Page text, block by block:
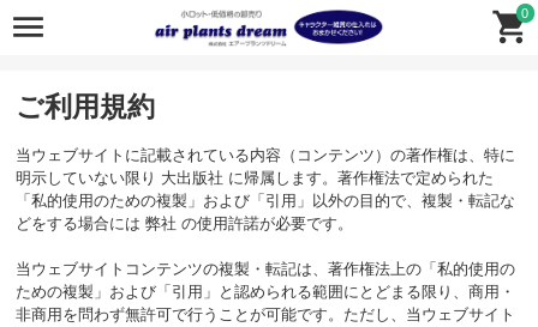
0
ご利用規約
当ウェブサイトに記載されている内容（コンテンツ）の著作権は、特に
明示していない限り 大出版社 に帰属します。著作権法で定められた
「私的使用のための複製」および「引用」以外の目的で、複製・転記な
どをする場合には 弊社 の使用許諾が必要です。
当ウェブサイトコンテンツの複製・転記は、著作権法上の「私的使用の
ための複製」および「引用」と認められる範囲にとどまる限り、商用・
非商用を問わず無許可で行うことが可能です。ただし、当ウェブサイト